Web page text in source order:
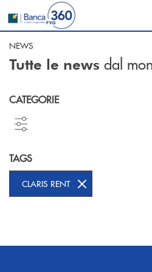
Salta al contenuto principale
NEWS
Tutte le news dal
CATEGORIE
TAGS
CLARIS RENT